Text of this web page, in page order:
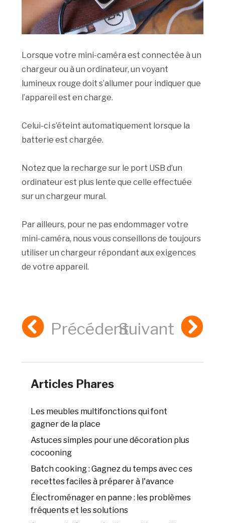
Lorsque votre mini-caméra est connectée à un
chargeur ou à un ordinateur, un voyant
lumineux rouge doit s’allumer pour indiquer que
l’appareil est en charge.
Celui-ci s’éteint automatiquement lorsque la
batterie est chargée.
Notez que la recharge sur le port USB d’un
ordinateur est plus lente que celle effectuée
sur un chargeur mural.
Par ailleurs, pour ne pas endommager votre
mini-caméra, nous vous conseillons de toujours
utiliser un chargeur répondant aux exigences
de votre appareil.
PrécédentSuivant
Articles Phares
Les meubles multifonctions qui font
gagner de la place
Astuces simples pour une décoration plus
cocooning
Batch cooking : Gagnez du temps avec ces
recettes faciles à préparer à l'avance
Électroménager en panne : les problèmes
fréquents et les solutions